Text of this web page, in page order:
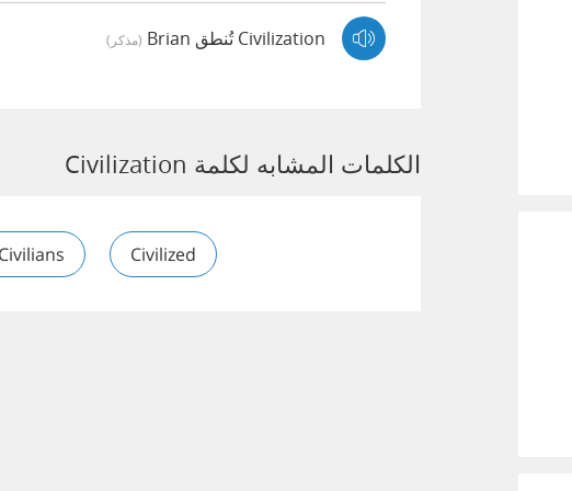
Civilization تُنطق Brian (مذكر)
الكلمات المشابه لكلمة Civilization
Civilians Civilized